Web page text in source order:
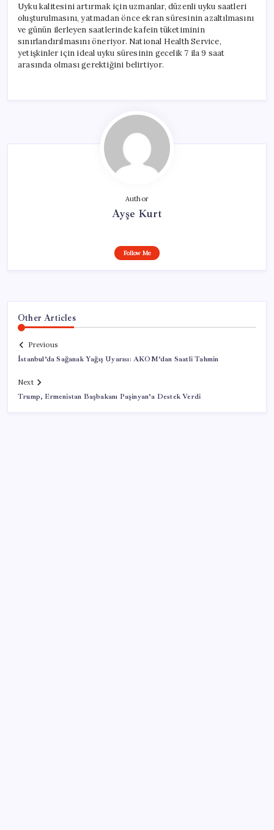
Uyku kalitesini artırmak için uzmanlar, düzenli uyku saatleri
oluşturulmasını, yatmadan önce ekran süresinin azaltılmasını
ve günün ilerleyen saatlerinde kafein tüketiminin
sınırlandırılmasını öneriyor. National Health Service,
yetişkinler için ideal uyku süresinin gecelik 7 ila 9 saat
arasında olması gerektiğini belirtiyor.
Author
Ayşe Kurt
Follow Me
Other Articles
Previous
İstanbul’da Sağanak Yağış Uyarısı: AKOM’dan Saatli Tahmin
Next
Trump, Ermenistan Başbakanı Paşinyan’a Destek Verdi